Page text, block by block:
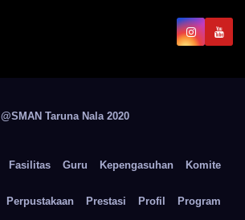
@SMAN Taruna Nala 2020
Fasilitas Guru Kepengasuhan Komite
Perpustakaan Prestasi Profil Program